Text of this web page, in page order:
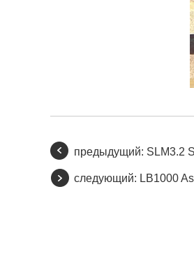
предыдущий: SLM3.2
следующий: LB1000